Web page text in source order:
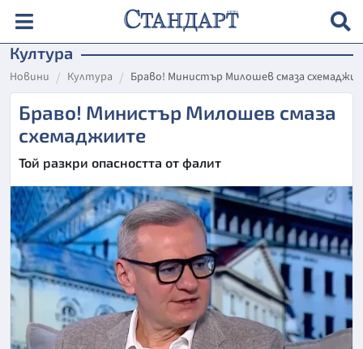
Култура
Новини Култура Браво! Министър Милошев смаза
Браво! Министър Милошев смаза
схемаджиите
Той разкри опасността от фалит